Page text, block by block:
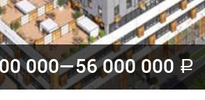
000—56 000 000 a